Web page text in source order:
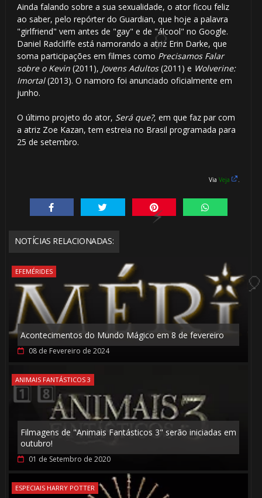
Ainda falando sobre a sua sexualidade, o ator ficou feliz
ao saber, pelo repórter do Guardian, que hoje a palavra
"girlfriend" vem antes de "gay" e de "álcool" no Google.
Daniel Radcliffe está namorando a atriz Erin Darke, que
soma participações em filmes como Precisamos Falar
sobre o Kevin(2011), Jovens Adultos(2011) e Wolverine:
Imortal(2013). O namoro foi anunciado oficialmente em
junho.
O último projeto do ator, Será que?, em que faz par com
a atriz Zoe Kazan, tem estreia no Brasil programada para
25 de setembro.
ViaVeja
NOTÍCIAS RELACIONADAS:
EFEMÉRIDES
Acontecimentos do Mundo Mágico em 8 de fevereiro
08 de Fevereiro de 2024
ANIMAIS FANTÁSTICOS 3
Filmagens de "Animais Fantásticos 3" serão iniciadas em
outubro!
01 de Setembro de 2020
ESPECIAIS HARRY POTTER
⚡
🎂
8️⃣
⚡
1️⃣ 8️⃣